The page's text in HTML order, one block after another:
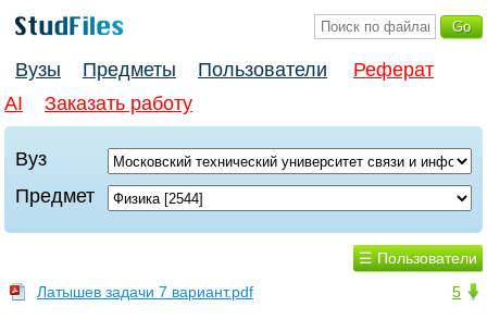
Вузы Предметы Пользователи
Реферат
AI
Заказать работу
Вуз
Предмет
☰ Пользователи
5
Латышев задачи 7 вариант.pdf